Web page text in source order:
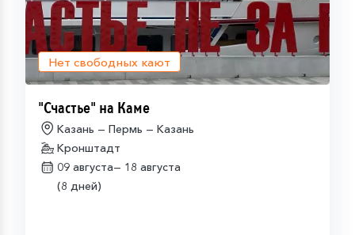
Нет свободных кают
"Счастье" на Каме
Казань — Пермь — Казань
Кронштадт
09 августа— 18 августа
(8 дней)